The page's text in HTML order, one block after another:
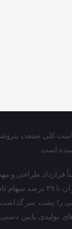
کلی صنعت
است.
مجتمع است، آغاز گردید و
سال ۱۳۶۸ کارهای نصب و ساختمان صنعتی شروع
پشت سر گذاشت و